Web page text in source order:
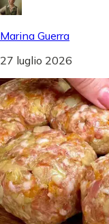
Marina Guerra
27 luglio 2026